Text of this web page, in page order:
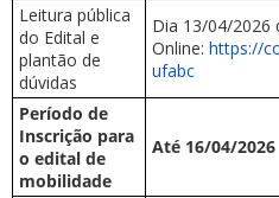
Leitura pública
do Edital e
plantão de
dúvidas
Dia 13/04/2026
Online: https://
ufabc
Período de
Inscrição para
o edital de
mobilidade
Até 16/04/2026